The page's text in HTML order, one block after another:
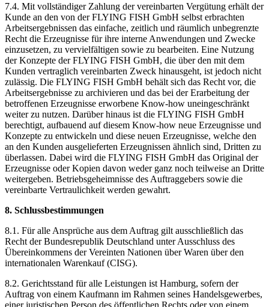
7.4. Mit vollständiger Zahlung der vereinbarten Vergütung erhält der
Kunde an den von der FLYING FISH GmbH selbst erbrachten
Arbeitsergebnissen das einfache, zeitlich und räumlich unbegrenzte
Recht die Erzeugnisse für ihre interne Anwendungen und Zwecke
einzusetzen, zu vervielfältigen sowie zu bearbeiten. Eine Nutzung
der Konzepte der FLYING FISH GmbH, die über den mit dem
Kunden vertraglich vereinbarten Zweck hinausgeht, ist jedoch nicht
zulässig. Die FLYING FISH GmbH behält sich das Recht vor, die
Arbeitsergebnisse zu archivieren und das bei der Erarbeitung der
betroffenen Erzeugnisse erworbene Know-how uneingeschränkt
weiter zu nutzen. Darüber hinaus ist die FLYING FISH GmbH
berechtigt, aufbauend auf diesem Know-how neue Erzeugnisse und
Konzepte zu entwickeln und diese neuen Erzeugnisse, welche den
an den Kunden ausgelieferten Erzeugnissen ähnlich sind, Dritten zu
überlassen. Dabei wird die FLYING FISH GmbH das Original der
Erzeugnisse oder Kopien davon weder ganz noch teilweise an Dritte
weitergeben. Betriebsgeheimnisse des Auftraggebers sowie die
vereinbarte Vertraulichkeit werden gewahrt.
8. Schlussbestimmungen
8.1. Für alle Ansprüche aus dem Auftrag gilt ausschließlich das
Recht der Bundesrepublik Deutschland unter Ausschluss des
Übereinkommens der Vereinten Nationen über Waren über den
internationalen Warenkauf (CISG).
8.2. Gerichtsstand für alle Leistungen ist Hamburg, sofern der
Auftrag von einem Kaufmann im Rahmen seines Handelsgewerbes,
einer juristischen Person des öffentlichen Rechts oder von einem